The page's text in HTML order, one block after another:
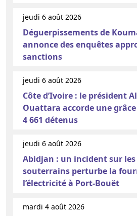
jeudi 6 août 2026
Déguerpissements de
annonce des enquêtes
sanctions
jeudi 6 août 2026
Côte d’Ivoire : le président
Ouattara accorde une
4 661 détenus
jeudi 6 août 2026
Abidjan : un incident sur les
souterrains perturbe la
l’électricité à Port-Bouët
mardi 4 août 2026